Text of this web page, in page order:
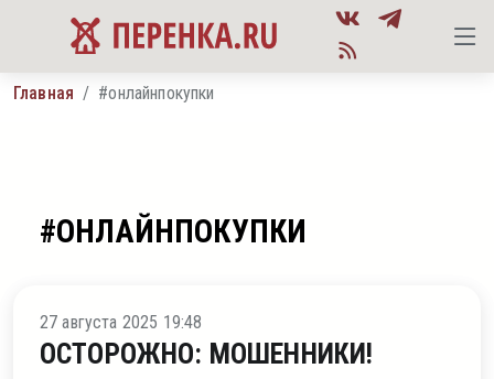
Главная #онлайнпокупки
#ОНЛАЙНПОКУПКИ
27 августа 2025 19:48
ОСТОРОЖНО: МОШЕННИКИ!